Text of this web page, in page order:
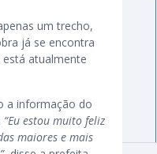
um trecho,
já se encontra
atualmente
a informação do
“Eu estou muito feliz
maiores e mais